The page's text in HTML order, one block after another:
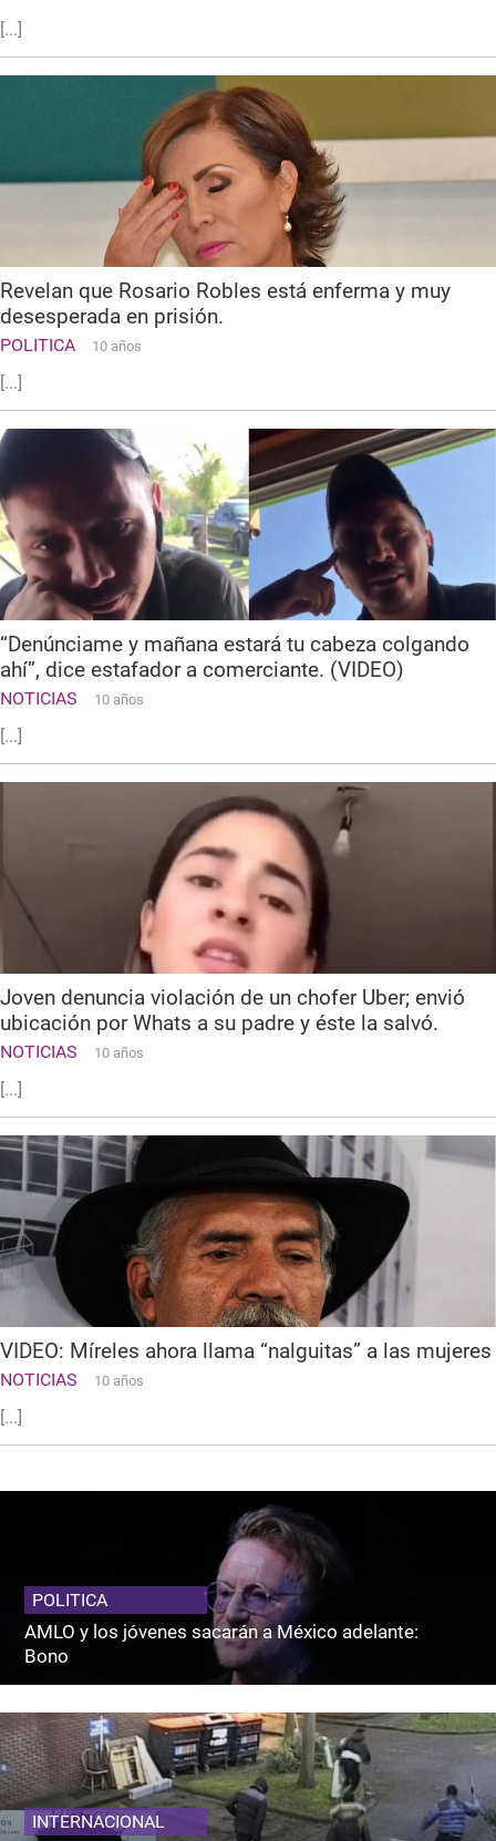
[...]
Revelan que Rosario Robles está enferma y muy
desesperada en prisión.
POLITICA 10 años
[...]
“Denúnciame y mañana estará tu cabeza colgando
ahí”, dice estafador a comerciante. (VIDEO)
NOTICIAS 10 años
[...]
Joven denuncia violación de un chofer Uber; envió
ubicación por Whats a su padre y éste la salvó.
NOTICIAS 10 años
[...]
VIDEO: Míreles ahora llama “nalguitas” a las mujeres
NOTICIAS 10 años
[...]
POLITICA
AMLO y los jóvenes sacarán a México adelante:
Bono
INTERNACIONAL